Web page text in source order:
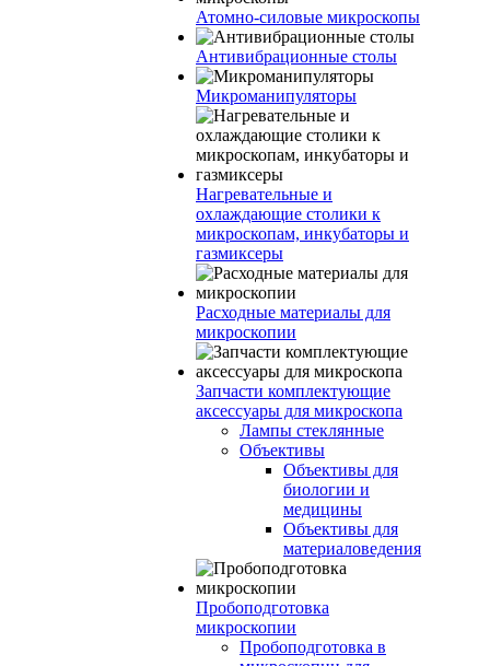
Атомно-силовые микроскопы
Антивибрационные столы
Микроманипуляторы
Нагревательные и
охлаждающие столики к
микроскопам, инкубаторы и
газмиксеры
Расходные материалы для
микроскопии
Запчасти комплектующие
аксессуары для микроскопа
Лампы стеклянные
Объективы
Объективы для
биологии и
медицины
Объективы для
материаловедения
Пробоподготовка
микроскопии
Пробоподготовка в